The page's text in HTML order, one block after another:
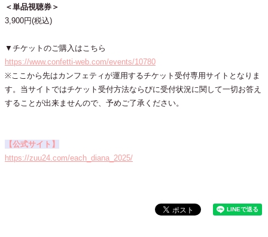
＜単品視聴券＞
3,900円(税込)
▼チケットのご購入はこちら
https://www.confetti-web.com/events/10780
※ここから先はカンフェティが運用するチケット受付専用サイトとなりま
す。当サイトではチケット受付方法ならびに受付状況に関して一切お答え
することが出来ませんので、予めご了承ください。
【公式サイト】
https://zuu24.com/each_diana_2025/